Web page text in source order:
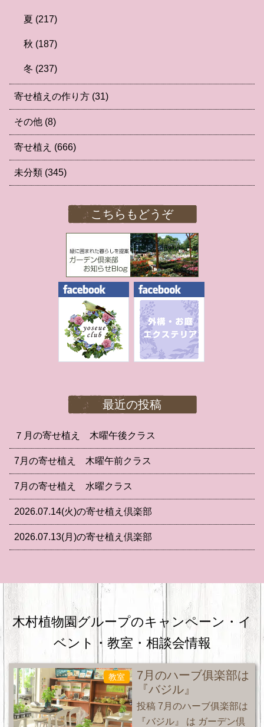
夏 (217)
秋 (187)
冬 (237)
寄せ植えの作り方 (31)
その他 (8)
寄せ植え (666)
未分類 (345)
こちらもどうぞ
最近の投稿
７月の寄せ植え 木曜午後クラス
7月の寄せ植え 木曜午前クラス
7月の寄せ植え 水曜クラス
2026.07.14(火)の寄せ植え倶楽部
2026.07.13(月)の寄せ植え倶楽部
木村植物園グループのキャンペーン・ イ
ベント・教室・相談会情報
教室
7月のハーブ俱楽部は
『バジル』
投稿 7月のハーブ俱楽部は
『バジル』 は ガーデン倶